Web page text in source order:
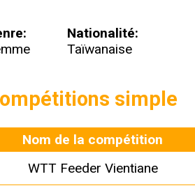
Nationalité:
Taïwanaise
simple
Nom de la compétition
WTT Feeder Vientiane